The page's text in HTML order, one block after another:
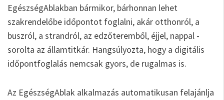
EgészségAblakban bármikor, bárhonnan lehet
szakrendelőbe időpontot foglalni, akár otthonról, a
buszról, a strandról, az edzőteremből, éjjel, nappal -
sorolta az államtitkár. Hangsúlyozta, hogy a digitális
időpontfoglalás nemcsak gyors, de rugalmas is.
Az EgészségAblak alkalmazás automatikusan felajánlja